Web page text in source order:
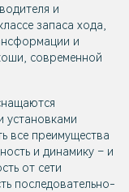
и
запаса хода,
и
современной
установками
все преимущества
и динамику – и
от сети
последовательно-